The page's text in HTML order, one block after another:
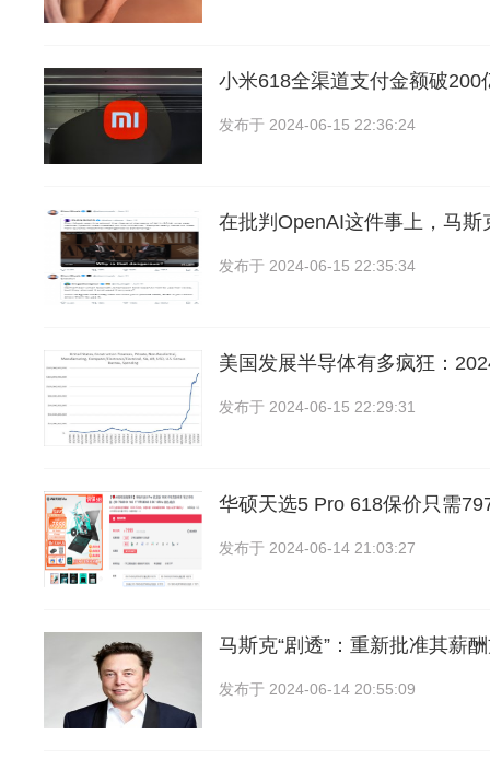
小米618全渠道支付金额破200
发布于 2024-06-15 22:36:24
在批判OpenAI这件事上，马斯
发布于 2024-06-15 22:35:34
美国发展半导体有多疯狂：
发布于 2024-06-15 22:29:31
华硕天选5 Pro 618保价只需
发布于 2024-06-14 21:03:27
马斯克“剧透”：重新批准其薪
发布于 2024-06-14 20:55:09